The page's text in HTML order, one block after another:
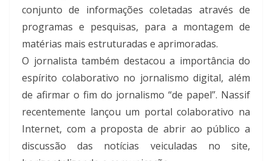
conjunto de informações coletadas através de
programas e pesquisas, para a montagem de
matérias mais estruturadas e aprimoradas.
O jornalista também destacou a importância do
espírito colaborativo no jornalismo digital, além
de afirmar o fim do jornalismo “de papel”. Nassif
recentemente lançou um portal colaborativo na
Internet, com a proposta de abrir ao público a
discussão das notícias veiculadas no site,